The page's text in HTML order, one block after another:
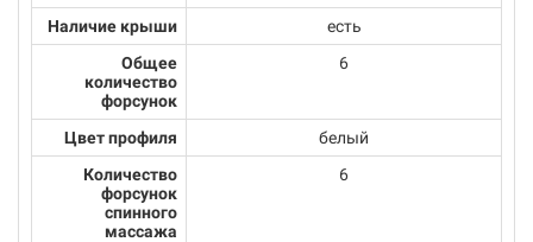
Наличие крыши
есть
Общее
количество
форсунок
6
Цвет профиля
белый
Количество
форсунок
спинного
массажа
6